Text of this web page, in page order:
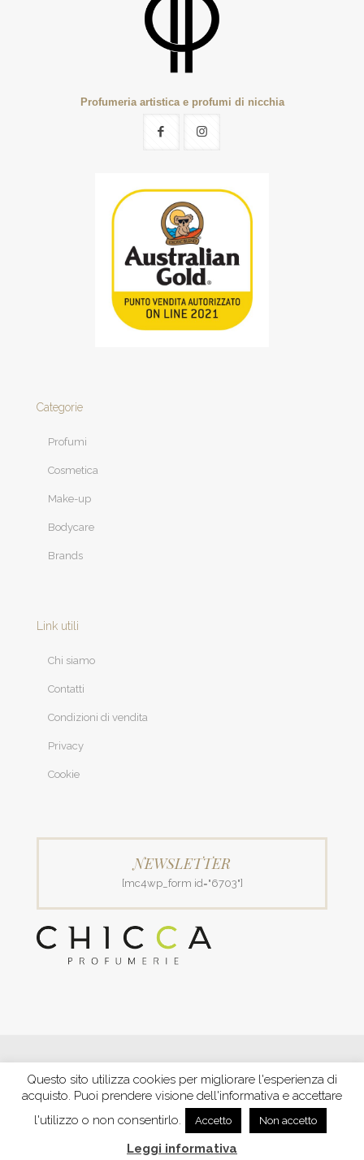
Profumeria artistica e profumi di nicchia
Categorie
Profumi
Cosmetica
Make-up
Bodycare
Brands
Link utili
Chi siamo
Contatti
Condizioni di vendita
Privacy
Cookie
NEWSLETTER
[mc4wp_form id="6703"]
C.F. PLVNPT51B44G157J P. IVA IT00426970422 |PRIVACY
Ecommerce by XBRAIN-Trasparenza aiuti e contributi
riconosciuti nel 2020
Questo sito utilizza cookies per migliorare l'esperienza di
acquisto. Puoi prendere visione dell'informativa e accettare
l'utilizzo o non consentirlo.
Accetto Non accetto
Leggi informativa